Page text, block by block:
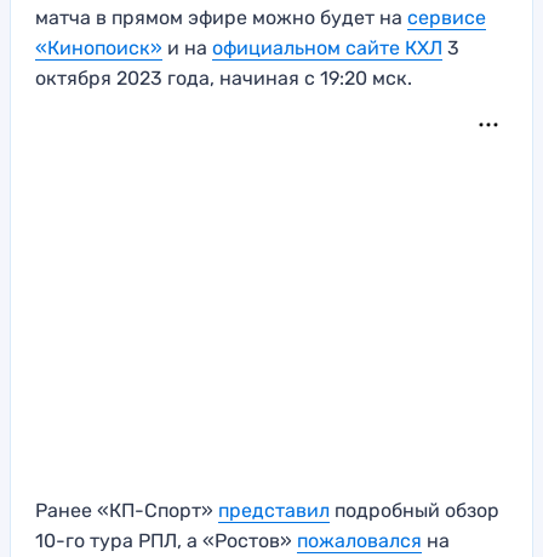
матча в прямом эфире можно будет на сервисе
«Кинопоиск» и на официальном сайте КХЛ 3
октября 2023 года, начиная с 19:20 мск.
Ранее «КП-Спорт» представил подробный обзор
10-го тура РПЛ, а «Ростов» пожаловался на